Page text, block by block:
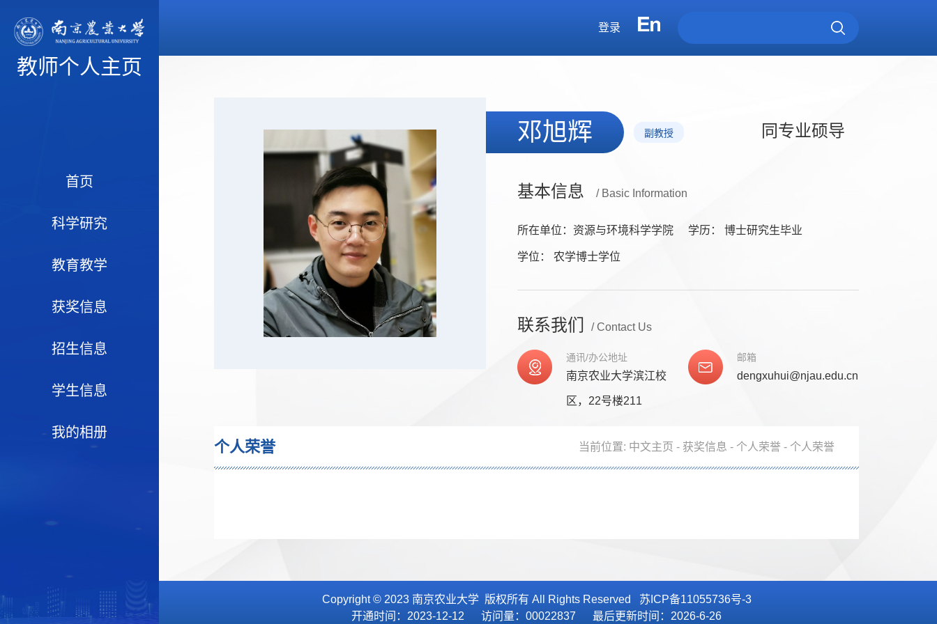
教师个人主页
首页
科学研究
教育教学
获奖信息
招生信息
学生信息
我的相册
登录
邓旭辉 副教授 同专业硕导
基本信息 / Basic Information
所在单位：资源与环境科学学院 学历： 博士研究生毕业
学位： 农学博士学位
联系我们 / Contact Us
通讯/办公地址
南京农业大学滨江校
区，22号楼211
邮箱
dengxuhui@njau.edu.cn
个人荣誉 当前位置: 中文主页 - 获奖信息 - 个人荣誉 - 个人荣誉
Copyright © 2023 南京农业大学 版权所有 All Rights Reserved 苏ICP备11055736号-3
开通时间： 2023-12-12 访问量：00022837 最后更新时间： 2026-6-26